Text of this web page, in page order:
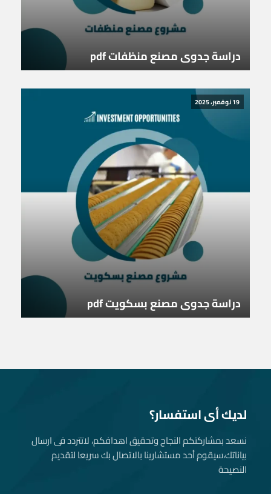
دراسة جدوى مصنع منظفات pdf
19 نوفمبر، 2025
دراسة جدوى مصنع بسكويت pdf
لديك أى استفسار؟
نسعد بمشاركتكم النجاح وتحقيق اهدافكم، لاتتردد فى ارسال
بياناتك، سيقوم أحد مستشارينا بالاتصال بك سريعا لتقديم
النصيحة